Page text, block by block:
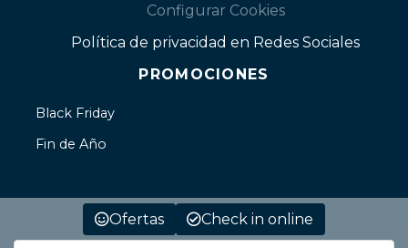
Ofertas Check in online
Configurar Cookies
Política de privacidad en Redes Sociales
PROMOCIONES
Black Friday
Fin de Año